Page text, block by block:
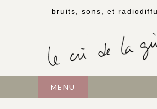
bruits, sons, et
MENU